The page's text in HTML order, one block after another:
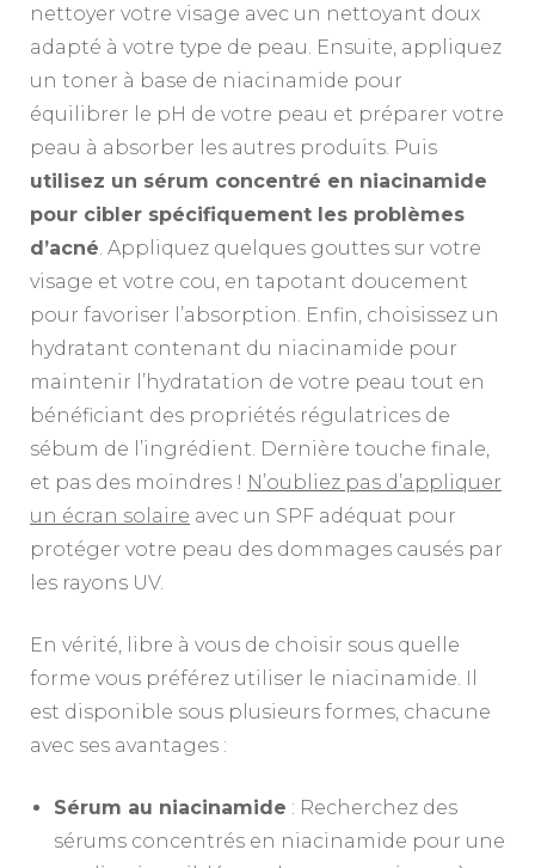
nettoyer votre visage avec un nettoyant doux
adapté à votre type de peau. Ensuite, appliquez
un toner à base de niacinamide pour
équilibrer le pH de votre peau et préparer votre
peau à absorber les autres produits. Puis
utilisez un sérum concentré en niacinamide
pour cibler spécifiquement les problèmes
d’acné . Appliquez quelques gouttes sur votre
visage et votre cou, en tapotant doucement
pour favoriser l’absorption. Enfin, choisissez un
hydratant contenant du niacinamide pour
maintenir l’hydratation de votre peau tout en
bénéficiant des propriétés régulatrices de
sébum de l’ingrédient. Dernière touche finale,
et pas des moindres ! N’oubliez pas d’appliquer
un écran solaire avec un SPF adéquat pour
protéger votre peau des dommages causés par
les rayons UV.
En vérité, libre à vous de choisir sous quelle
forme vous préférez utiliser le niacinamide. Il
est disponible sous plusieurs formes, chacune
avec ses avantages :
Sérum au niacinamide : Recherchez des
sérums concentrés en niacinamide pour une